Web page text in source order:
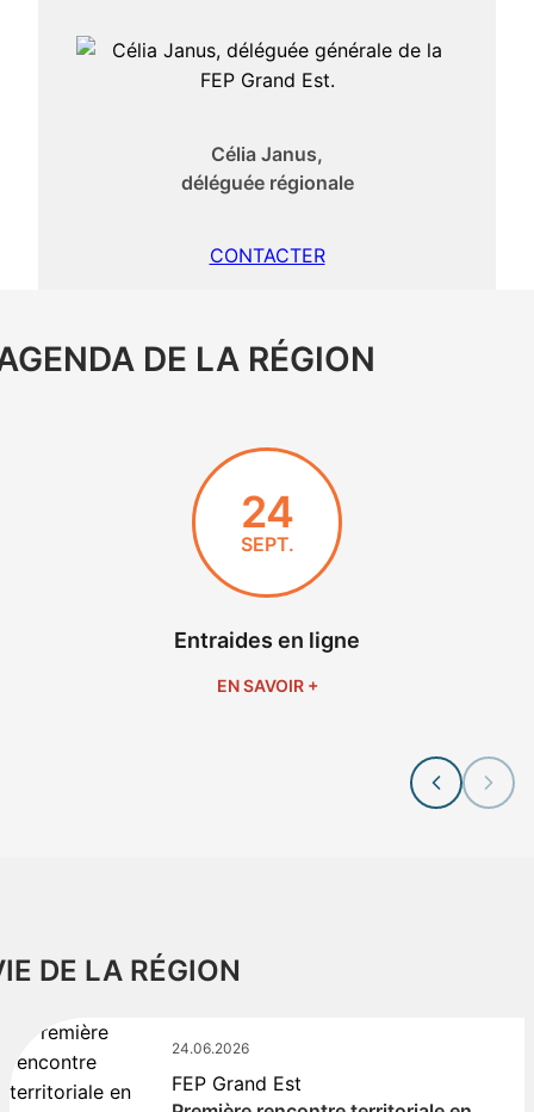
Célia Janus,
déléguée régionale
CONTACTER
DE LA RÉGION
24
SEPT.
Entraides en ligne
EN SAVOIR +
DE LA RÉGION
24.06.2026
FEP Grand Est